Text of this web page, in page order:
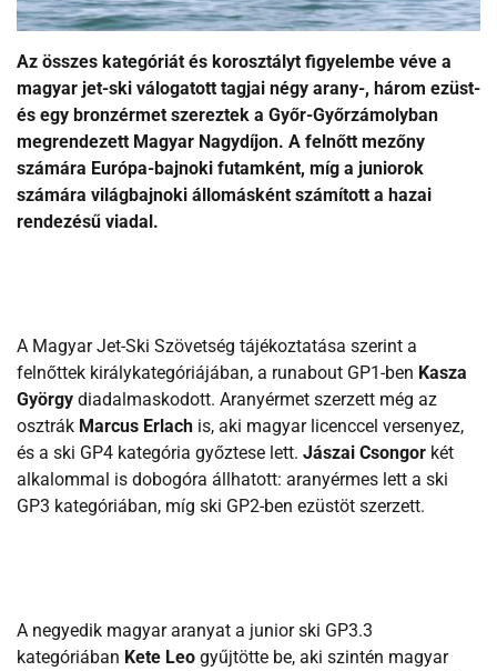
Az összes kategóriát és korosztályt figyelembe véve a
magyar jet-ski válogatott tagjai négy arany-, három ezüst-
és egy bronzérmet szereztek a Győr-Győrzámolyban
megrendezett Magyar Nagydíjon. A felnőtt mezőny
számára Európa-bajnoki futamként, míg a juniorok
számára világbajnoki állomásként számított a hazai
rendezésű viadal.
A Magyar Jet-Ski Szövetség tájékoztatása szerint a
felnőttek királykategóriájában, a runabout GP1-ben Kasza
György diadalmaskodott. Aranyérmet szerzett még az
osztrák Marcus Erlach is, aki magyar licenccel versenyez,
és a ski GP4 kategória győztese lett. Jászai Csongor két
alkalommal is dobogóra állhatott: aranyérmes lett a ski
GP3 kategóriában, míg ski GP2-ben ezüstöt szerzett.
A negyedik magyar aranyat a junior ski GP3.3
kategóriában Kete Leo gyűjtötte be, aki szintén magyar